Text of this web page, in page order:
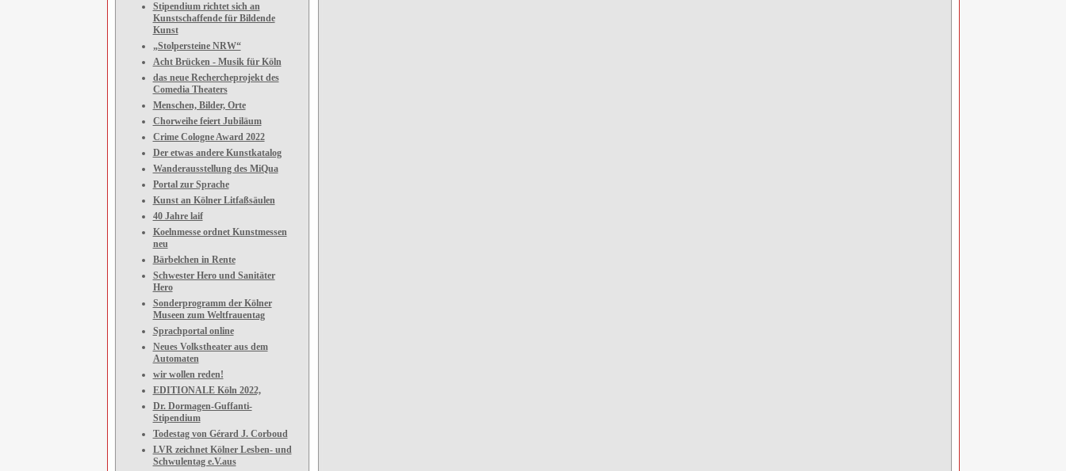
Stipendium richtet sich an
Kunstschaffende für Bildende
Kunst
„Stolpersteine NRW“
Acht Brücken - Musik für Köln
das neue Rechercheprojekt des
Comedia Theaters
Menschen, Bilder, Orte
Chorweihe feiert Jubiläum
Crime Cologne Award 2022
Der etwas andere Kunstkatalog
Wanderausstellung des MiQua
Portal zur Sprache
Kunst an Kölner Litfaßsäulen
40 Jahre laif
Koelnmesse ordnet Kunstmessen
neu
Bärbelchen in Rente
Schwester Hero und Sanitäter
Hero
Sonderprogramm der Kölner
Museen zum Weltfrauentag
Sprachportal online
Neues Volkstheater aus dem
Automaten
wir wollen reden!
EDITIONALE Köln 2022,
Dr. Dormagen-Guffanti-
Stipendium
Todestag von Gérard J. Corboud
LVR zeichnet Kölner Lesben- und
Schwulentag e.V.aus